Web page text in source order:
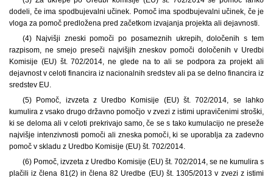
dodeli, če ima spodbujevalni učinek. Pomoč ima spodbujevalni učinek, če je
vloga za pomoč predložena pred začetkom izvajanja projekta ali dejavnosti.
(4) Najvišji zneski pomoči po posameznih ukrepih, določenih s tem
razpisom, ne smejo preseči najvišjih zneskov pomoči določenih v Uredbi
Komisije (EU) št. 702/2014, ne glede na to ali se podpora za projekt ali
dejavnost v celoti financira iz nacionalnih sredstev ali pa se delno financira iz
sredstev EU.
(5) Pomoč, izvzeta z Uredbo Komisije (EU) št. 702/2014, se lahko
kumulira z vsako drugo državno pomočjo v zvezi z istimi upravičenimi stroški,
ki se deloma ali v celoti prekrivajo samo, če se s tako kumulacijo ne preseže
najvišje intenzivnosti pomoči ali zneska pomoči, ki se uporablja za zadevno
pomoč v skladu z Uredbo Komisije (EU) št. 702/2014.
(6) Pomoč, izvzeta z Uredbo Komisije (EU) št. 702/2014, se ne kumulira s
plačili iz člena 81(2) in člena 82 Uredbe (EU) št. 1305/2013 v zvezi z istimi